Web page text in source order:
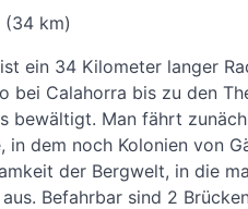
(34 km)
ein 34 Kilometer langer
bei Calahorra bis zu den
bewältigt. Man fährt
in dem noch Kolonien von
der Bergwelt, in die
Befahrbar sind 2